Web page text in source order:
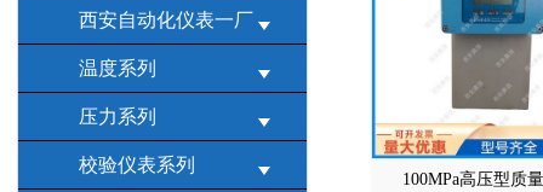
西安自动化仪表一厂
温度系列
压力系列
校验仪表系列
100MPa高压型质